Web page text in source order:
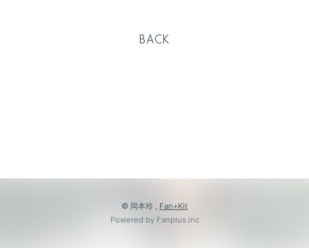
BACK
© 岡本玲 , Fan+Kit
Powered by Fanplus.inc